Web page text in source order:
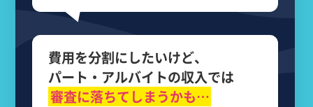
費用を分割にしたいけど、
パート・アルバイトの収入では
審査に落ちてしまうかも…